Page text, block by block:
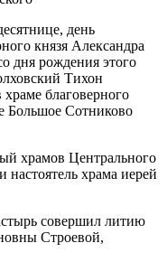
день
князя Александра
дня рождения этого
Тихон
благоверного
Большое Сотниково
храмов Центрального
храма иерей
совершил литию
Строевой,